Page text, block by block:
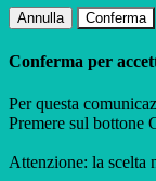
Annulla Conferma
Conferma per
Per questa
Premere sul bottone
Attenzione: la scelta